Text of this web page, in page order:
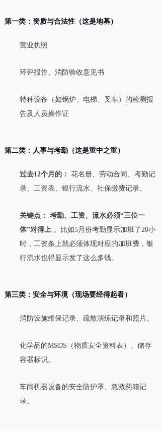
第一类：资质与合法性（这是地基）
营业执照
环评报告、消防验收意见书
特种设备（如锅炉、电梯、叉车）的检测报
告及人员操作证
第二类：人事与考勤（这是重中之重）
过去12个月的： 花名册、劳动合同、考勤记
录、工资表、银行流水、社保缴费记录。
关键点： 考勤、工资、流水必须“三位一
体”对得上 。比如5月份考勤显示加班了20小
时，工资条上就必须体现对应的加班费，银
行流水也得显示发了这么多钱。
第三类：安全与环境（现场要经得起看）
消防设施维保记录、疏散演练记录和照片。
化学品的MSDS（物质安全资料表）、储存
容器标识。
车间机器设备的安全防护罩、急救药箱记
录。